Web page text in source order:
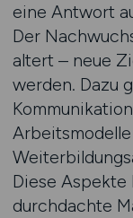
eine Antwort
Der
altert – neue
werden. Dazu
Diese Aspekte
durchdachte